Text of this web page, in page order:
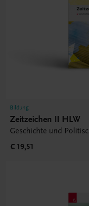
Bildung
Zeitzeichen II HLW
Geschichte und
€ 19,51